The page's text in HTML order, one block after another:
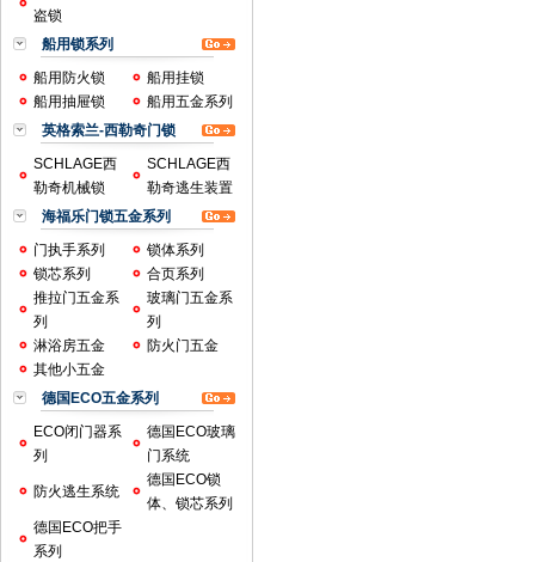
盗锁
船用锁系列
船用防火锁
船用挂锁
船用抽屉锁
船用五金系列
英格索兰-西勒奇门锁
SCHLAGE西
勒奇机械锁
SCHLAGE西
勒奇逃生装置
海福乐门锁五金系列
门执手系列
锁体系列
锁芯系列
合页系列
推拉门五金系
列
玻璃门五金系
列
淋浴房五金
防火门五金
其他小五金
德国ECO五金系列
ECO闭门器系
列
德国ECO玻璃
门系统
防火逃生系统
德国ECO锁
体、锁芯系列
德国ECO把手
系列